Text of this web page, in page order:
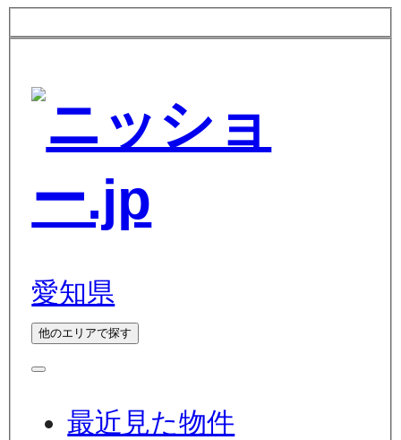
愛知県
他のエリアで探す
最近見た物件